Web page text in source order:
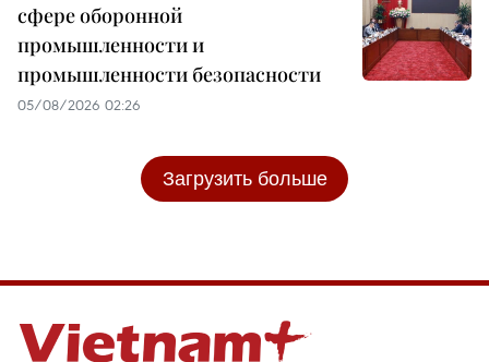
сфере оборонной
промышленности и
промышленности безопасности
05/08/2026 02:26
Загрузить больше